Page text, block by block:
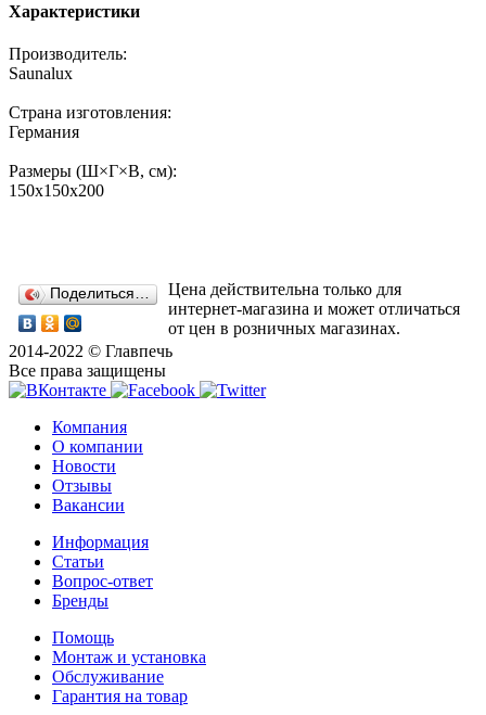
Характеристики
Производитель:
Saunalux
Страна изготовления:
Германия
Размеры (Ш×Г×В, см):
150x150x200
Поделиться…
Цена действительна только для
интернет-магазина и может отличаться
от цен в розничных магазинах.
2014-2022 © Главпечь
Все права защищены
Компания
О компании
Новости
Отзывы
Вакансии
Информация
Статьи
Вопрос-ответ
Бренды
Помощь
Монтаж и установка
Обслуживание
Гарантия на товар